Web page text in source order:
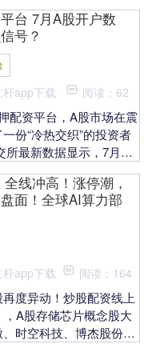
台 7月A股开户数
号？
app下载 阅读：62
配资平台，A股市场在震
份“冷热交织”的投资者
所最新数据显示，7月A
线冲高！涨停潮，
面！全球AI算力部
app下载 阅读：164
度异动！炒股配资线上
A股存储芯片概念股大
时空科技、博杰股份、